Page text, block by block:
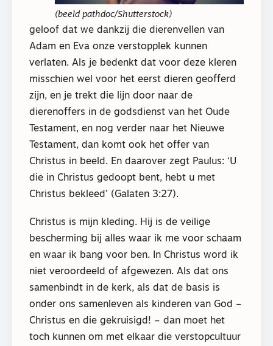
(beeld pathdoc/Shutterstock)
geloof dat we dankzij die dierenvellen van
Adam en Eva onze verstopplek kunnen
verlaten. Als je bedenkt dat voor deze kleren
misschien wel voor het eerst dieren geofferd
zijn, en je trekt die lijn door naar de
dierenoffers in de godsdienst van het Oude
Testament, en nog verder naar het Nieuwe
Testament, dan komt ook het offer van
Christus in beeld. En daarover zegt Paulus: ‘U
die in Christus gedoopt bent, hebt u met
Christus bekleed’ (Galaten 3:27).
Christus is mijn kleding. Hij is de veilige
bescherming bij alles waar ik me voor schaam
en waar ik bang voor ben. In Christus word ik
niet veroordeeld of afgewezen. Als dat ons
samenbindt in de kerk, als dat de basis is
onder ons samenleven als kinderen van God –
Christus en die gekruisigd! – dan moet het
toch kunnen om met elkaar die verstopcultuur